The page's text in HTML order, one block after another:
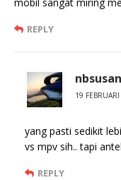
REPLY
19
yang pasti sedikit
vs mpv sih.. tapi
REPLY